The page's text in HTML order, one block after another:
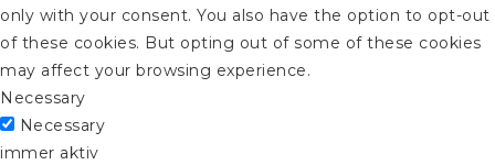
only with your consent. You also have the option to opt-out
of these cookies. But opting out of some of these cookies
may affect your browsing experience.
Necessary
Necessary
immer aktiv